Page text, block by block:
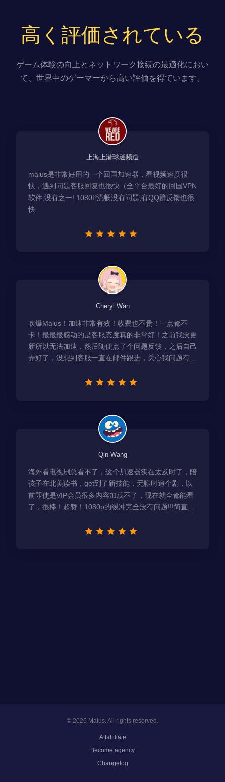
高く評価されている
ゲーム体験の向上とネットワーク接続の最適化におい
て、世界中のゲーマーから高い評価を得ています。
上海上港球迷频道
malus是非常好用的一个回国加速器，看视频速度很
快，遇到问题客服回复也很快（全平台最好的回国VPN
软件,没有之一! 1080P流畅没有问题,有QQ群反馈也很
快
Cheryl Wan
吹爆Malus！加速非常有效！收费也不贵！一点都不
卡！最最最感动的是客服态度真的非常好！之前我没更
新所以无法加速，然后随便点了个问题反馈，之后自己
弄好了，没想到客服一直在邮件跟进，关心我问题有没
Qin Wang
海外看电视剧总看不了，这个加速器实在太及时了，陪
孩子在北美读书，get到了新技能，无聊时追个剧，以
前即使是VIP会员很多内容加载不了，现在就全都能看
了，很棒！超赞！1080p的缓冲完全没有问题!!!简直救
© 2026 Malus. All rights reserved.
Affaffiliate
Become agency
Changelog